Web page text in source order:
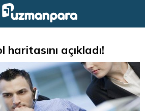
açıkladı!